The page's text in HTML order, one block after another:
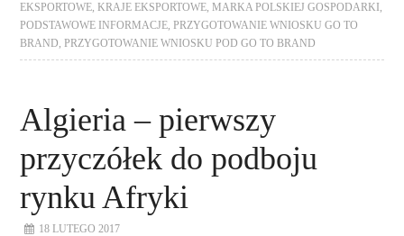
EKSPORTOWE
KRAJE EKSPORTOWE MARKA POLSKIEJ GOSPODARKI
PODSTAWOWE INFORMACJE
PRZYGOTOWANIE WNIOSKU GO TO
BRAND
PRZYGOTOWANIE WNIOSKU POD GO TO BRAND
Algieria – pierwszy
przyczółek do podboju
rynku Afryki
18 LUTEGO 2017